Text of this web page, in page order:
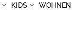
KIDS WOHNEN